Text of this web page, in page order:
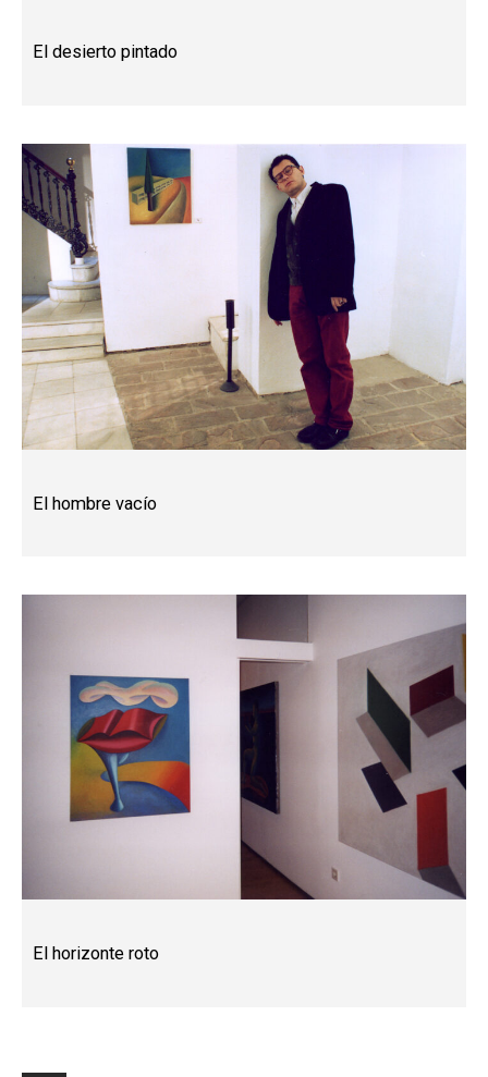
El desierto pintado
El hombre vacío
El horizonte roto